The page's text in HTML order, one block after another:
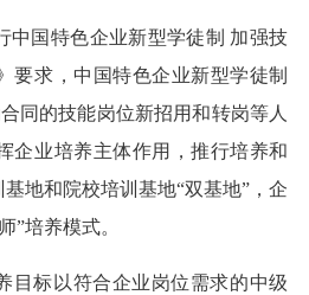
中国特色企业新型学徒制 加强技
要求，中国特色企业新型学徒制
同的技能岗位新招用和转岗等人
企业培养主体作用，推行培养和
地和院校培训基地“双基地”，企
”培养模式。
目标以符合企业岗位需求的中级